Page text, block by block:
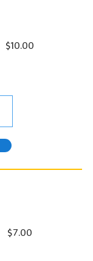
$10.00
$7.00